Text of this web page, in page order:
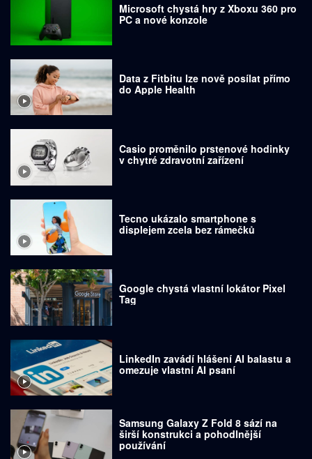
Microsoft chystá hry z Xboxu 360 pro
PC a nové konzole
Data z Fitbitu lze nově posílat přímo
do Apple Health
Casio proměnilo prstenové hodinky
v chytré zdravotní zařízení
Tecno ukázalo smartphone s
displejem zcela bez rámečků
Google chystá vlastní lokátor Pixel
Tag
LinkedIn zavádí hlášení AI balastu a
omezuje vlastní AI psaní
Samsung Galaxy Z Fold 8 sází na
širší konstrukci a pohodlnější
používání